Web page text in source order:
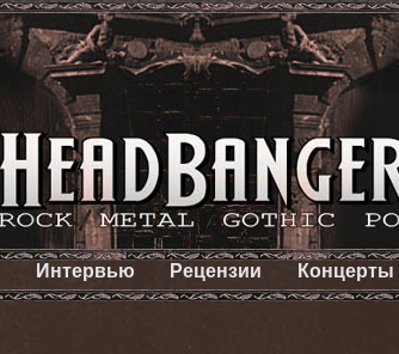
Интервью Рецензии Концерты